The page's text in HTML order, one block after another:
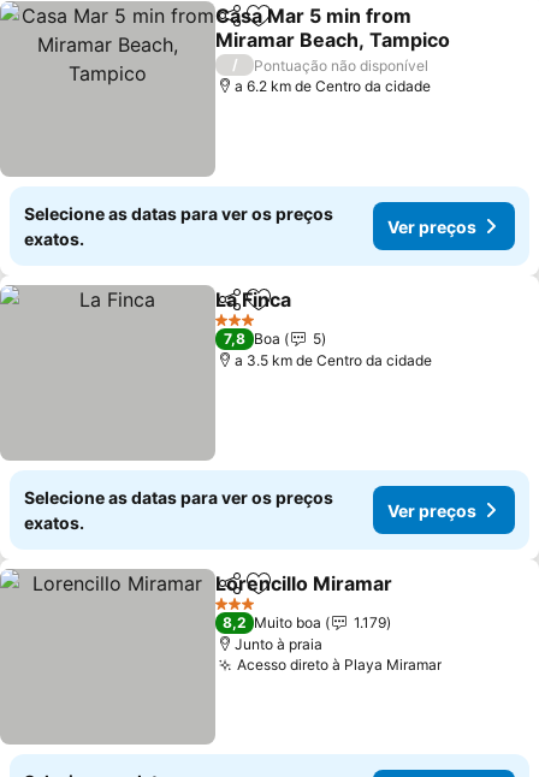
PartilharAdicionar aos favoritos
Casa Mar 5 min from
Miramar Beach, Tampico
Ver preços
/
Pontuação não disponível
a 6.2 km de Centro da cidade
Selecione as datas para ver os preços
exatos.
Ver preços
PartilharAdicionar aos favoritos
La Finca
3 Estrelas
7,8 Boa
5
a 3.5 km de Centro da cidade
Selecione as datas para ver os preços
exatos.
Ver preços
PartilharAdicionar aos favoritos
Lorencillo Miramar
3 Estrelas
8,2 Muito boa
1.179
Junto à praia
Acesso direto à Playa MiramarVer preços